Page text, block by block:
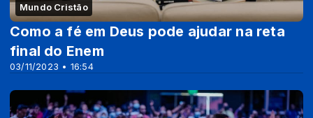
Mundo Cristão
03/11/2023 • 16:54
Como a fé em Deus pode ajudar na reta
final do Enem